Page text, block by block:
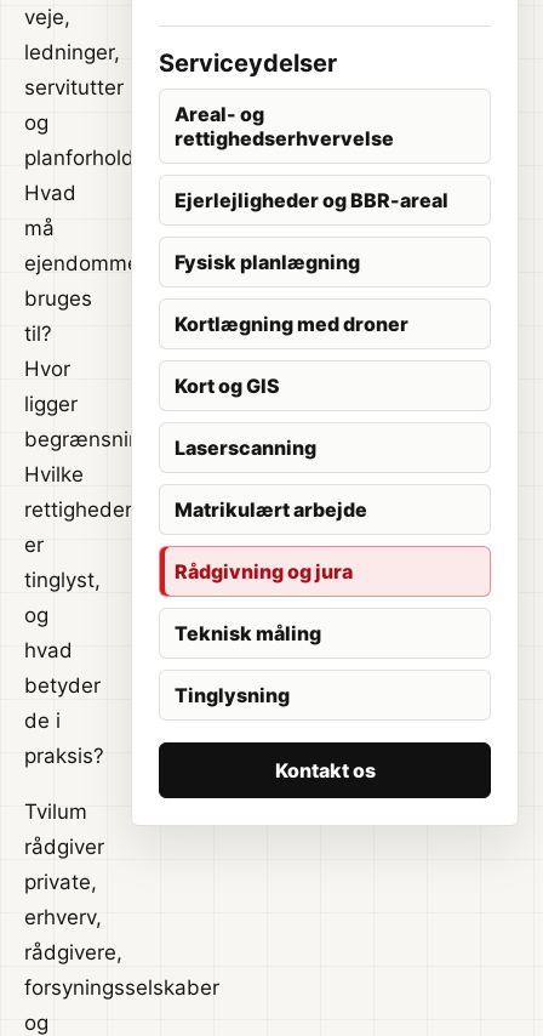
veje,
ledninger,
servitutter
og
planforhold.
Hvad
må
ejendommen
bruges
til?
Hvor
ligger
begrænsningerne?
Hvilke
rettigheder
er
tinglyst,
og
hvad
betyder
de i
praksis?
Tvilum
rådgiver
private,
erhverv,
rådgivere,
forsyningsselskaber
og
Serviceydelser
Areal- og
rettighedserhvervelse
Ejerlejligheder og BBR-areal
Fysisk planlægning
Kortlægning med droner
Kort og GIS
Laserscanning
Matrikulært arbejde
Rådgivning og jura
Teknisk måling
Tinglysning
Kontakt os